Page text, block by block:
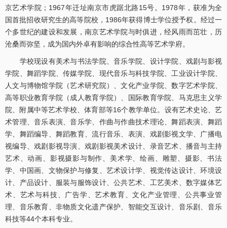
京艺术学院；1967年迁址南京市虎踞北路15号。1978年，获准为全
国首批招收研究生的高等院校，1986年获得博士学位授予权。经过一
个多世纪的建设和发展，南京艺术学院与时俱进，经风雨而茁壮，历
沧桑而弥坚，成为国内外卓有影响的综合性高等艺术学府。
学校现设有美术与书法学院、音乐学院、设计学院、戏剧与影视
学院、舞蹈学院、传媒学院、现代音乐与科技学院、工业设计学院、
人文与博物馆学院（艺术研究院）、文化产业学院、数字艺术学院、
高等职业教育学院（成人教育学院）、国际教育学院、马克思主义学
院、附属中等艺术学校、体育部等16个教学单位。设有艺术史论、艺
术管理、音乐表演、音乐学、作曲与作曲技术理论、舞蹈表演、舞蹈
学、舞蹈编导、舞蹈教育、流行音乐、表演、戏剧影视文学、广播电
视编导、戏剧影视导演、戏剧影视美术设计、录音艺术、播音与主持
艺术、动画、影视摄影与制作、美术学、绘画、雕塑、摄影、书法
学、中国画、文物保护与修复、艺术设计学、视觉传达设计、环境设
计、产品设计、服装与服饰设计、公共艺术、工艺美术、数字媒体艺
术、艺术与科技、广告学、艺术教育、文化产业管理、公共事业管
理、音乐教育、非物质文化遗产保护、智能交互设计、音乐剧、音乐
科技等44个本科专业。